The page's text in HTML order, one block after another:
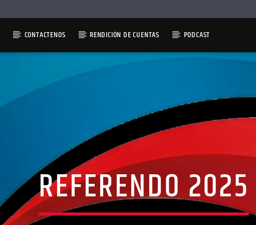
CONTACTENOS RENDICIÓN DE CUENTAS PODCAST
REFERENDO 2025